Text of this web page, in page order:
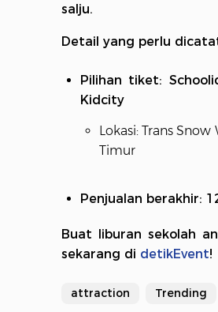
salju.
Detail yang perlu
Pilihan tiket:
Kidcity
Lokasi: Trans Snow
Timur
Penjualan berakhir:
Buat liburan sekolah
sekarang di detikEvent!
attraction Trending